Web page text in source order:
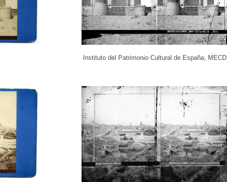
Instituto del Patrimonio Cultural de España, MECD